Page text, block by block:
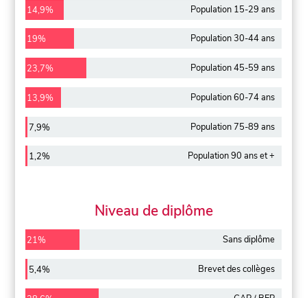
14,9% Population 15-29 ans
19% Population 30-44 ans
23,7% Population 45-59 ans
13,9% Population 60-74 ans
7,9% Population 75-89 ans
1,2% Population 90 ans et +
Niveau de diplôme
21% Sans diplôme
5,4% Brevet des collèges